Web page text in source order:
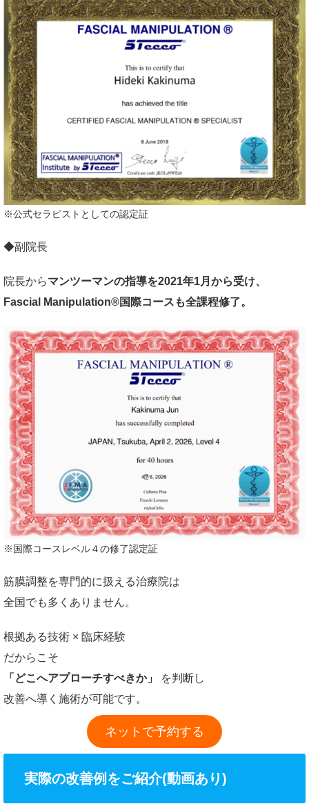
※公式セラピストとしての認定証
◆副院長
院長からマンツーマンの指導を2021年1月から受け、
Fascial Manipulation®国際コースも全課程修了。
※国際コースレベル４の修了認定証
筋膜調整を専門的に扱える治療院は
全国でも多くありません。
根拠ある技術 × 臨床経験
だからこそ
「どこへアプローチすべきか」
を判断し
改善へ導く施術が可能です。
ネットで予約する
実際の改善例をご紹介(動画あり)